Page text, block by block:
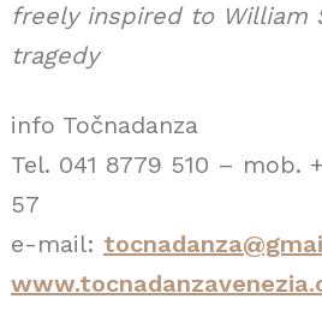
freely inspired to William
tragedy
info Točnadanza
Tel. 041 8779 510 – mob.
57
e-mail: